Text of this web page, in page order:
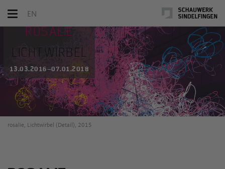
Toggle
EN
ROSALIE
LICHTWIRBEL
13.03.2016–07.01.2018
rosalie, Lichtwirbel (Detail), 2015